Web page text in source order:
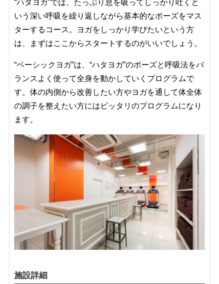
“ハタヨガ”では、たっぷり息を吸ってしっかり吐くと
いう深い呼吸を繰り返しながら基本的なポーズをマス
ターするコース。ヨガをしっかり学びたいという方
は、まずはここからスタートするのがいいでしょう。
“ベーシックヨガ”は、“ハタヨガ”のポーズと呼吸法をバ
ランスよく使って全身を動かしていくプログラムで
す。体の内側から改善したい方やヨガを通して体全体
の調子を整えたい方にはピッタリのプログラムになり
ます。
施設詳細